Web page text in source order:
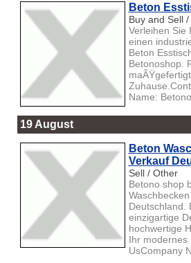
Beton
Buy and Sell
Verleihen Sie
einen
Beton
Betonoshop.
Name: Betono
19 August
Beton
Verkauf
Sell / Other
Betono shop
Deutschland.
einzigartige
hochwertige
Ihr modernes
UsCompany